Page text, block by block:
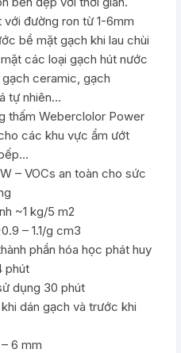
với đường ron từ 1-6mm
bề mặt gạch khi lau chùi
các loại gạch hút nước
ceramic, gạch
tự nhiên…
thấmWeberclolor Power
các khu vực ẩm ướt
– VOCs an toàn cho sức
~1 kg/5 m2
– 1.1/g cm3
phần hóa học phát huy
phút
dụng 30 phút
dán gạch và trước khi
6 mm